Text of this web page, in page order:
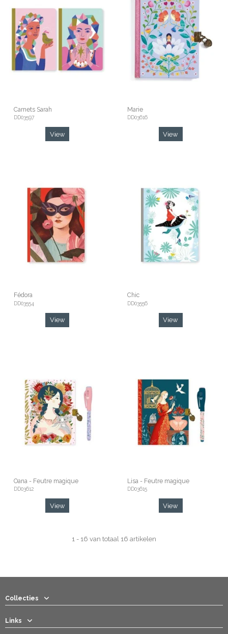
Carnets Sarah
DD03597
View
Marie
DD03616
View
Fédora
DD03554
View
Chic
DD03556
View
Oana - Feutre magique
DD03612
View
Lisa - Feutre magique
DD03615
View
1 - 16 van totaal 16 artikelen
Collecties
Links